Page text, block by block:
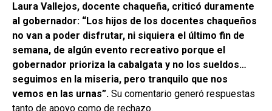
Laura Vallejos, docente chaqueña, criticó duramente
al gobernador: “Los hijos de los docentes chaqueños
no van a poder disfrutar, ni siquiera el último fin de
semana, de algún evento recreativo porque el
gobernador prioriza la cabalgata y no los sueldos…
seguimos en la miseria, pero tranquilo que nos
vemos en las urnas”. Su comentario generó respuestas
tanto de apoyo como de rechazo.